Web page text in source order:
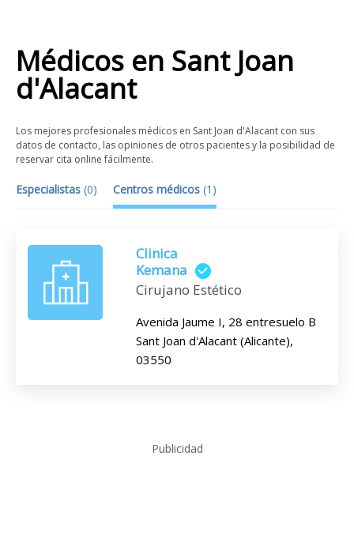
Médicos en Sant Joan
d'Alacant
Los mejores profesionales médicos en Sant Joan d'Alacant con sus
datos de contacto, las opiniones de otros pacientes y la posibilidad de
reservar cita online fácilmente.
Especialistas (0) Centros médicos (1 )
Clinica
Kemana
Cirujano Estético
Avenida Jaume I, 28 entresuelo B
Sant Joan d'Alacant (Alicante),
03550
Publicidad